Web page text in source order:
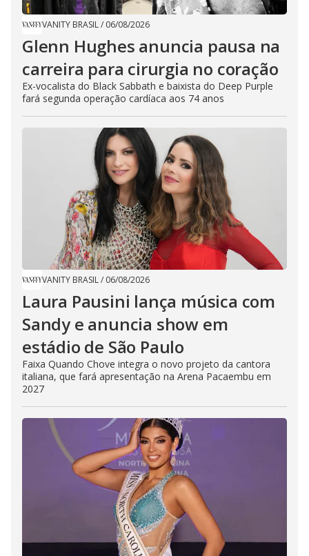
VANITY BRASIL/ 06/08/2026
Glenn Hughes anuncia pausa na
carreira para cirurgia no coração
Ex-vocalista do Black Sabbath e baixista do Deep Purple
fará segunda operação cardíaca aos 74 anos
VANITY BRASIL/ 06/08/2026
Laura Pausini lança música com
Sandy e anuncia show em
estádio de São Paulo
Faixa Quando Chove integra o novo projeto da cantora
italiana, que fará apresentação na Arena Pacaembu em
2027